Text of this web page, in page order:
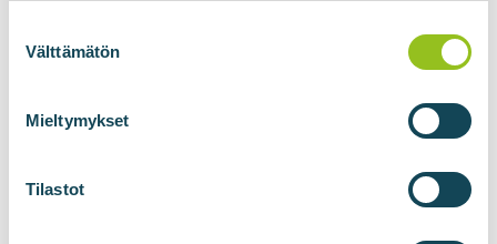
valinta
Välttämätön
Mieltymykset
Tilastot
BIOGASANLÄGGNINGAR
TEKNOLOGIER FÖR
BIOadapter gasnät
BIOlogistic gas transport